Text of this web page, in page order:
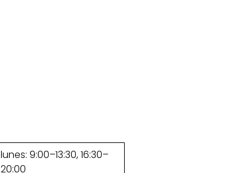
lunes: 9:00–13:30, 16:30–
20:00